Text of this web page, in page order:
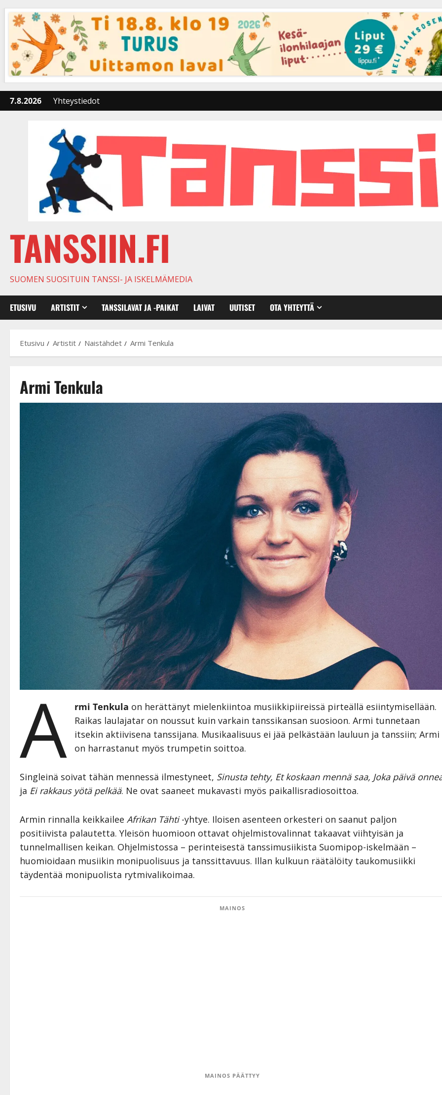
content
7.8.2026 Yhteystiedot
TANSSIIN.FI
SUOMEN SUOSITUIN TANSSI- JA ISKELMÄMEDIA
ETUSIVU ARTISTIT TANSSILAVAT JA -PAIKAT LAIVAT UUTISET OTA YHTEYTTÄ
Etusivu Artistit Naistähdet Armi Tenkula
Armi Tenkula
A rmi Tenkula on herättänyt mielenkiintoa musiikkipiireissä pirteällä esiintymisellään.
Raikas laulajatar on noussut kuin varkain tanssikansan suosioon. Armi tunnetaan
itsekin aktiivisena tanssijana. Musikaalisuus ei jää pelkästään lauluun ja tanssiin; Armi
on harrastanut myös trumpetin soittoa.
Singleinä soivat tähän mennessä ilmestyneet, Sinusta tehty, Et koskaan mennä saa, Joka päivä
ja Ei rakkaus yötä pelkää. Ne ovat saaneet mukavasti myös paikallisradiosoittoa.
Armin rinnalla keikkailee Afrikan Tähti-yhtye. Iloisen asenteen orkesteri on saanut paljon
positiivista palautetta. Yleisön huomioon ottavat ohjelmistovalinnat takaavat viihtyisän ja
tunnelmallisen keikan. Ohjelmistossa – perinteisestä tanssimusiikista Suomipop-iskelmään –
huomioidaan musiikin monipuolisuus ja tanssittavuus. Illan kulkuun räätälöity taukomusiikki
täydentää monipuolista rytmivalikoimaa.
MAINOS
MAINOS PÄÄTTYY